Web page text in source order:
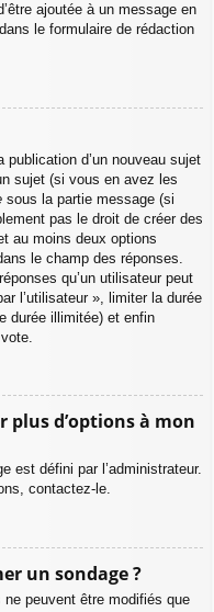
ajoutée à un message en
dans le formulaire de rédaction
publication d’un nouveau sujet
sujet (si vous en avez les
sous la partie message (si
pas le droit de créer des
au moins deux options
le champ des réponses.
qu’un utilisateur peut
l’utilisateur », limiter la durée
durée illimitée) et enfin
plus d’options à mon
est défini par l’administrateur.
contactez-le.
un sondage ?
peuvent être modifiés que